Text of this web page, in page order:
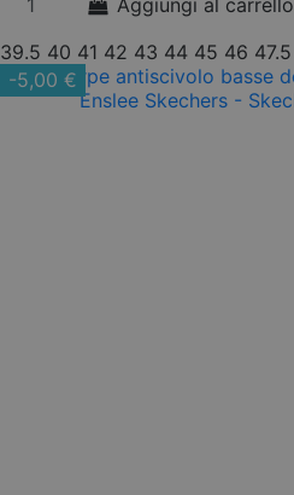
39.5 40 41 42 43 44 45 46 47.5
-5,00 €